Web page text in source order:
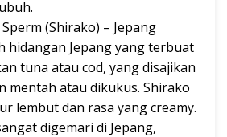
(Shirako) – Jepang
hidangan Jepang yang terbuat
tuna atau cod, yang disajikan
mentah atau dikukus. Shirako
lembut dan rasa yang creamy.
digemari di Jepang,